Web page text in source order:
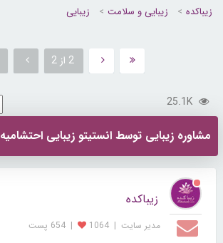
زیباکده زیبایی و سلامت زیبایی
2 از 2
25.1K
مشاوره زیبایی توسط انستیتو زیبایی احتشامیه
زیباکده
مدیر سایت |
1064
| 654 پست